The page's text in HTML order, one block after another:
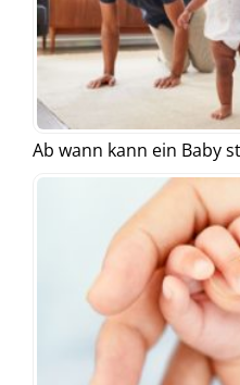
Ab wann kann ein Baby